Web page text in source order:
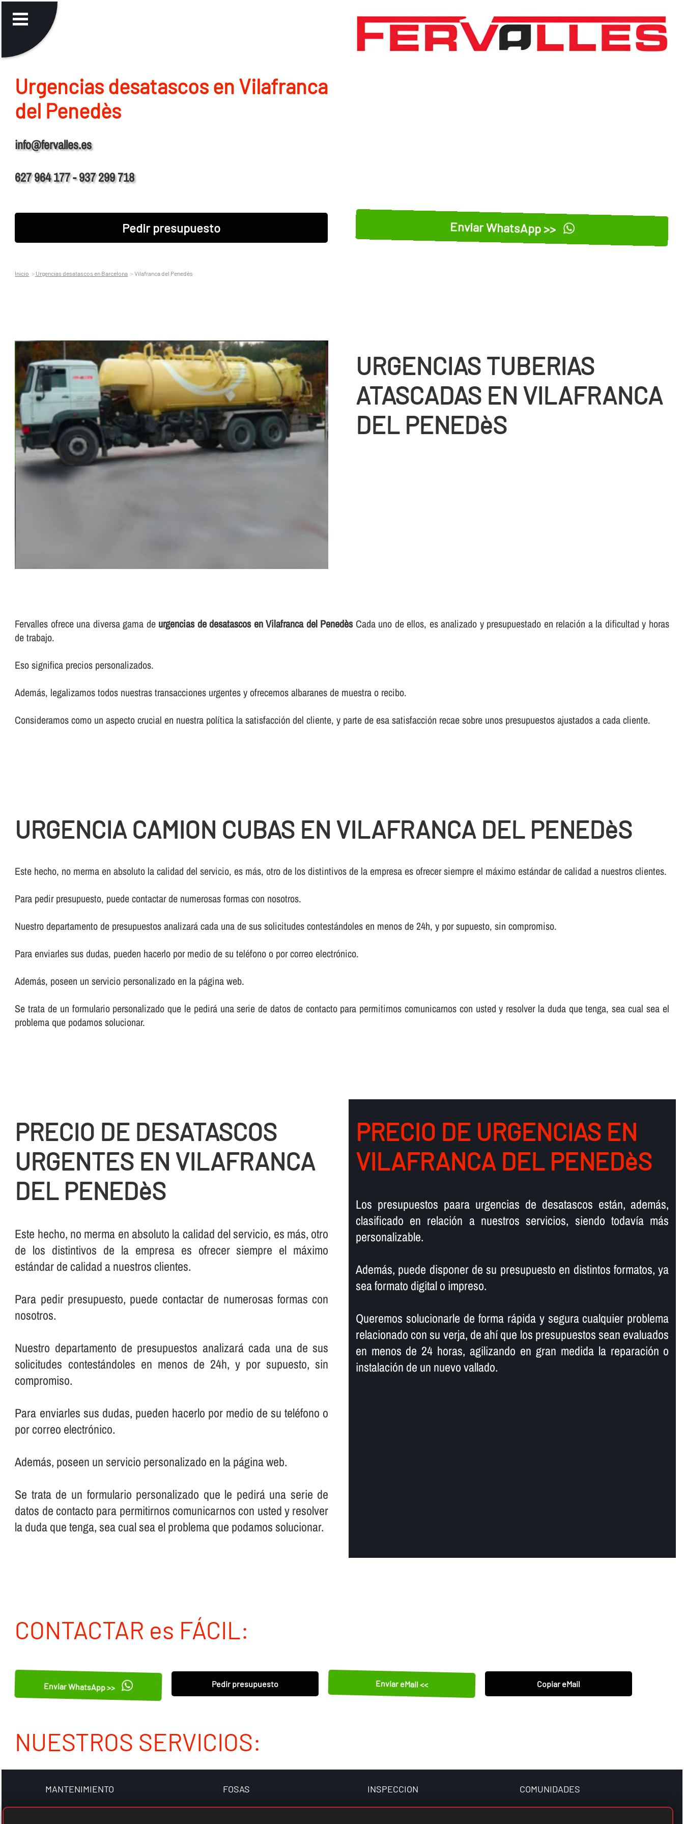
Urgencias desatascos en Vilafranca
del Penedès
info@fervalles.es
627 964 177 - 937 299 718
Pedir presupuesto Enviar WhatsApp >>
Inicio Urgencias desatascos en Barcelona Vilafranca del Penedès
URGENCIAS TUBERIAS
ATASCADAS EN VILAFRANCA
DEL PENEDèS
Fervalles ofrece una diversa gama de urgencias de desatascos en Vilafranca del PenedèsCada uno de ellos, es analizado y presupuestado en relación a la dificultad y horas
de trabajo.
Eso significa precios personalizados.
Además, legalizamos todos nuestras transacciones urgentes y ofrecemos albaranes de muestra o recibo.
Consideramos como un aspecto crucial en nuestra polí­tica la satisfacción del cliente, y parte de esa satisfacción recae sobre unos presupuestos ajustados a cada cliente.
URGENCIA CAMION CUBAS EN VILAFRANCA DEL PENEDèS
Este hecho, no merma en absoluto la calidad del servicio, es más, otro de los distintivos de la empresa es ofrecer siempre el máximo estándar de calidad a nuestros clientes.
Para pedir presupuesto, puede contactar de numerosas formas con nosotros.
Nuestro departamento de presupuestos analizará cada una de sus solicitudes contestándoles en menos de 24h, y por supuesto, sin compromiso.
Para enviarles sus dudas, pueden hacerlo por medio de su teléfono o por correo electrónico.
Además, poseen un servicio personalizado en la página web.
Se trata de un formulario personalizado que le pedirá una serie de datos de contacto para permitirnos comunicarnos con usted y resolver la duda que tenga, sea cual sea el
problema que podamos solucionar.
PRECIO DE DESATASCOS
URGENTES EN VILAFRANCA
DEL PENEDèS
Este hecho, no merma en absoluto la calidad del servicio, es más, otro
de los distintivos de la empresa es ofrecer siempre el máximo
estándar de calidad a nuestros clientes.
Para pedir presupuesto, puede contactar de numerosas formas con
nosotros.
Nuestro departamento de presupuestos analizará cada una de sus
solicitudes contestándoles en menos de 24h, y por supuesto, sin
compromiso.
Para enviarles sus dudas, pueden hacerlo por medio de su teléfono o
por correo electrónico.
Además, poseen un servicio personalizado en la página web.
Se trata de un formulario personalizado que le pedirá una serie de
datos de contacto para permitirnos comunicarnos con usted y resolver
la duda que tenga, sea cual sea el problema que podamos solucionar.
PRECIO DE URGENCIAS EN
VILAFRANCA DEL PENEDèS
Los presupuestos paara urgencias de desatascos están, además,
clasificado en relación a nuestros servicios, siendo todaví­a más
personalizable.
Además, puede disponer de su presupuesto en distintos formatos, ya
sea formato digital o impreso.
Queremos solucionarle de forma rápida y segura cualquier problema
relacionado con su verja, de ahí­ que los presupuestos sean evaluados
en menos de 24 horas, agilizando en gran medida la reparación o
instalación de un nuevo vallado.
CONTACTAR es FÁCIL:
Enviar WhatsApp >> Pedir presupuesto Enviar eMail << Copiar eMail
NUESTROS SERVICIOS:
MANTENIMIENTO FOSAS INSPECCION COMUNIDADES